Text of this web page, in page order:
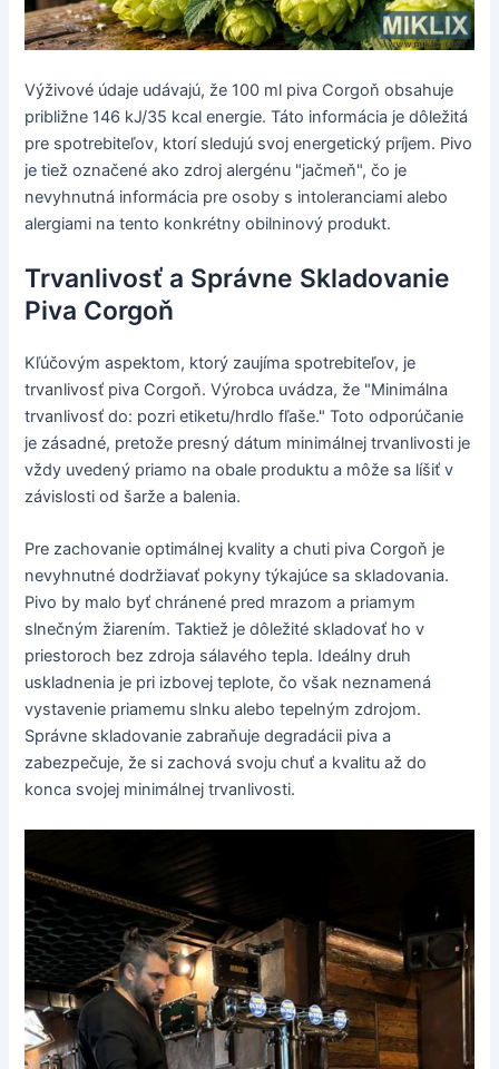
Výživové údaje udávajú, že 100 ml piva Corgoň obsahuje
približne 146 kJ/35 kcal energie. Táto informácia je dôležitá
pre spotrebiteľov, ktorí sledujú svoj energetický príjem. Pivo
je tiež označené ako zdroj alergénu "jačmeň", čo je
nevyhnutná informácia pre osoby s intoleranciami alebo
alergiami na tento konkrétny obilninový produkt.
Trvanlivosť a Správne Skladovanie
Piva Corgoň
Kľúčovým aspektom, ktorý zaujíma spotrebiteľov, je
trvanlivosť piva Corgoň. Výrobca uvádza, že "Minimálna
trvanlivosť do: pozri etiketu/hrdlo fľaše." Toto odporúčanie
je zásadné, pretože presný dátum minimálnej trvanlivosti je
vždy uvedený priamo na obale produktu a môže sa líšiť v
závislosti od šarže a balenia.
Pre zachovanie optimálnej kvality a chuti piva Corgoň je
nevyhnutné dodržiavať pokyny týkajúce sa skladovania.
Pivo by malo byť chránené pred mrazom a priamym
slnečným žiarením. Taktiež je dôležité skladovať ho v
priestoroch bez zdroja sálavého tepla. Ideálny druh
uskladnenia je pri izbovej teplote, čo však neznamená
vystavenie priamemu slnku alebo tepelným zdrojom.
Správne skladovanie zabraňuje degradácii piva a
zabezpečuje, že si zachová svoju chuť a kvalitu až do
konca svojej minimálnej trvanlivosti.